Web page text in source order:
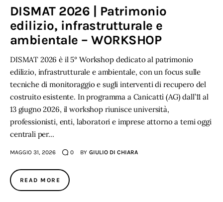
DISMAT 2026 | Patrimonio
edilizio, infrastrutturale e
ambientale – WORKSHOP
DISMAT 2026 è il 5° Workshop dedicato al patrimonio
edilizio, infrastrutturale e ambientale, con un focus sulle
tecniche di monitoraggio e sugli interventi di recupero del
costruito esistente. In programma a Canicattì (AG) dall’11 al
13 giugno 2026, il workshop riunisce università,
professionisti, enti, laboratori e imprese attorno a temi oggi
centrali per…
MAGGIO 31, 2026 0 BY GIULIO DI CHIARA
READ MORE